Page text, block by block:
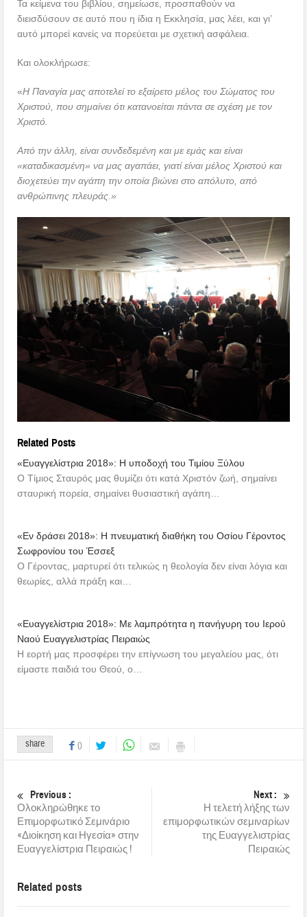
Τα κείμενα του βιβλίου, σημείωσε, προσπαθούν να
διεισδύσουν σε αυτό που η ίδια η Εκκλησία, μας λέει, και γι’
αυτό μπορεί κανείς να πορεύεται με σχετική ασφάλεια.
Και ολοκλήρωσε:
«Η Παναγία μας αποτελεί το εξαίρετο μέλος του Σώματος του
Χριστού, που σημαίνει ότι κατανοείται πάντα σε σχέση με τον
Χριστό.
Από την άλλη, είναι συνδεδεμένη και με εμάς και είναι
«καταδικασμένη» να μας αγαπάει, γιατί είναι μέλος Χριστού και
διοχετεύει την αγάπη την οποία βιώνει στο απόλυτο, από
ανθρώπινης πλευράς.»
Related Posts
«Ευαγγελίστρια 2018»: Η υποδοχή του Τιμίου Ξύλου
Ο Τίμιος Σταυρός μας θυμίζει ότι κατά Χριστόν ζωή, σημαίνει
σταυρική πορεία, σημαίνει θυσιαστική αγάπη…
«Εν δράσει 2018»: Η πνευματική διαθήκη του Οσίου Γέροντος
Σωφρονίου του Έσσεξ
Ο Γέροντας, μαρτυρεί ότι τελικώς η θεολογία δεν είναι λόγια και
θεωρίες, αλλά πράξη και…
«Ευαγγελίστρια 2018»: Με λαμπρότητα η πανήγυρη του Ιερού
Ναού Ευαγγελιστρίας Πειραιώς
Η εορτή μας προσφέρει την επίγνωση του μεγαλείου μας, ότι
είμαστε παιδιά του Θεού, ο…
share 0
Previous :
Ολοκληρώθηκε το
Επιμορφωτικό Σεμινάριο
«Διοίκηση και Ηγεσία» στην
Ευαγγελίστρια Πειραιώς !
Next :
Η τελετή λήξης των
επιμορφωτικών σεμιναρίων
της Ευαγγελιστρίας
Πειραιώς
Related posts